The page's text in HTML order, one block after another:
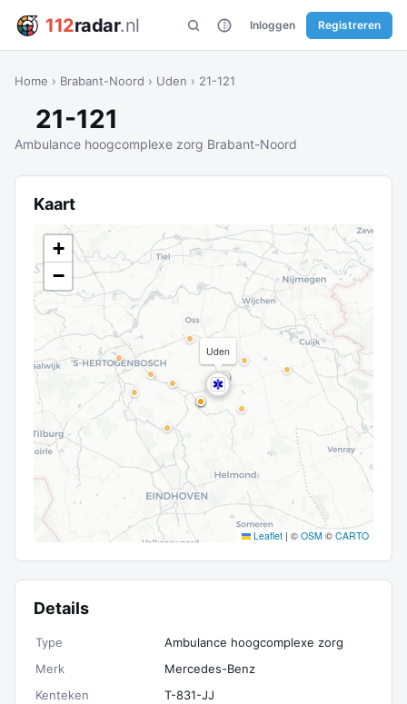
112radar.nl Inloggen Registreren
Home › Brabant-Noord › Uden › 21-121
21-121
Ambulance hoogcomplexe zorg Brabant-Noord
Kaart
Uden
+
−
Leaflet | © OSM © CARTO
Details
Type
Ambulance hoogcomplexe zorg
Merk
Mercedes-Benz
Kenteken
T-831-JJ